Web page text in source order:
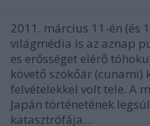
2011. március 11-én (és
világmédia is az aznap
es erősséget elérő
követő szökőár
felvételekkel volt tele. A
Japán történetének
katasztrófája…